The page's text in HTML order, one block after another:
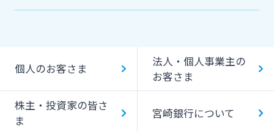
機能一覧
キャッシング提携先
一日あたりのご利用限度額
ATM Operation Guide
個人のお客さま
法人・個人事業主の
お客さま
株主・投資家の皆さ
ま
宮崎銀行について